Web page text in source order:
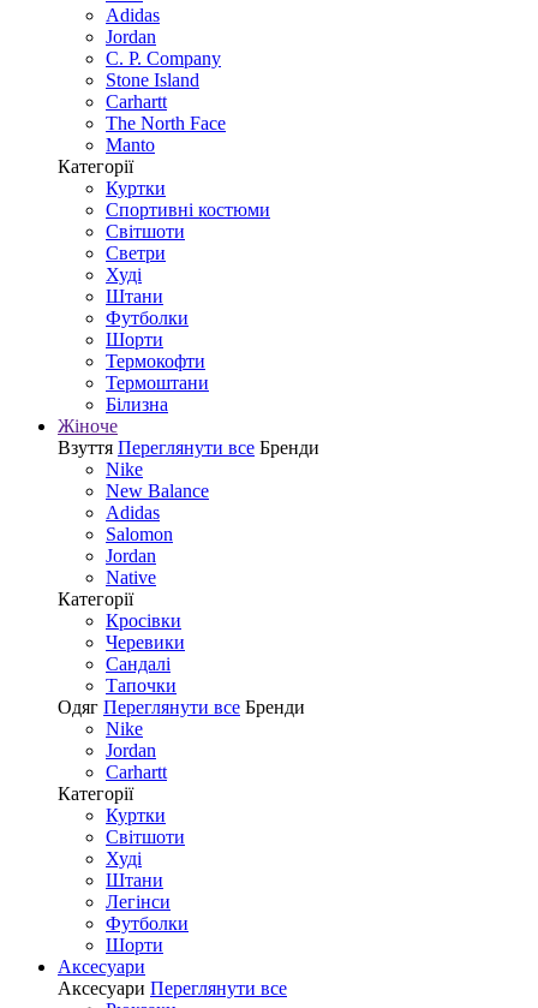
Adidas
Jordan
C. P. Company
Stone Island
Carhartt
The North Face
Manto
Категорії
Куртки
Спортивні костюми
Світшоти
Светри
Худі
Штани
Футболки
Шорти
Термокофти
Термоштани
Білизна
Жіноче
Взуття Переглянути все Бренди
Nike
New Balance
Adidas
Salomon
Jordan
Native
Категорії
Кросівки
Черевики
Сандалі
Tапочки
Одяг Переглянути все Бренди
Nike
Jordan
Carhartt
Категорії
Куртки
Світшоти
Худі
Штани
Легінси
Футболки
Шорти
Аксесуари
Аксесуари Переглянути все